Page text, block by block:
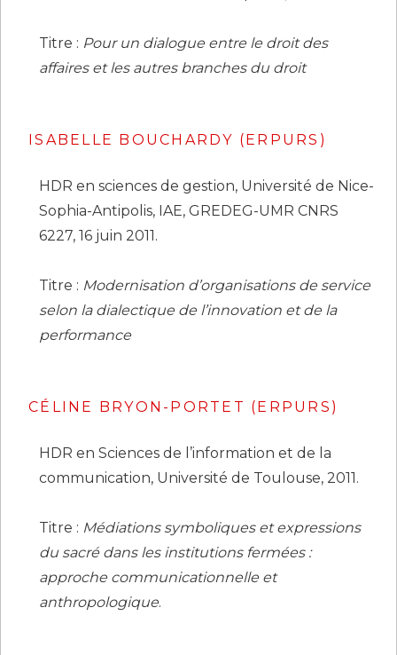
Titre : Pour un dialogue entre le droit des
affaires et les autres branches du droit
ISABELLE BOUCHARDY (ERPURS)
HDR en sciences de gestion, Université de Nice-
Sophia-Antipolis, IAE, GREDEG-UMR CNRS
6227, 16 juin 2011.
Titre : Modernisation d’organisations de service
selon la dialectique de l’innovation et de la
performance
CÉLINE BRYON-PORTET (ERPURS)
HDR en Sciences de l’information et de la
communication, Université de Toulouse, 2011.
Titre : Médiations symboliques et expressions
du sacré dans les institutions fermées :
approche communicationnelle et
anthropologique.